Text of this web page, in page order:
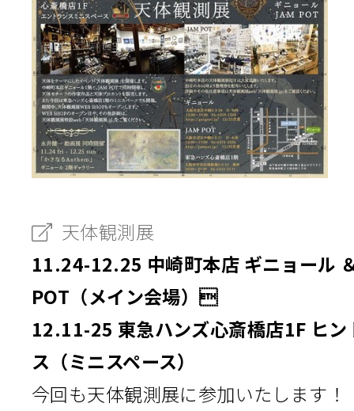
天体観測展
11.24-12.25 中崎町本店 ギニョール
POT（メイン会場）
12.11-25 東急ハンズ心斎橋店1F ヒン
ス（ミニスペース）
今回も天体観測展に参加いたします！